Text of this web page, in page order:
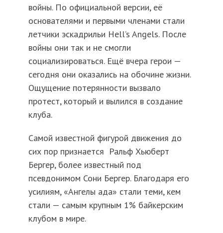
войны. По официальной версии, её
основателями и первыми членами стали
летчики эскадрильи Hell’s Angels. После
войны они так и не смогли
социализироваться. Ещё вчера герои —
сегодня они оказались на обочине жизни.
Ощущение потерянности вызвало
протест, который и вылился в создание
клуба.
Самой известной фигурой движения до
сих пор признается Ральф Хьюберт
Бергер, более известный под
псевдонимом Сони Бергер. Благодаря его
усилиям, «Ангелы ада» стали теми, кем
стали — самым крупным 1% байкерским
клубом в мире.